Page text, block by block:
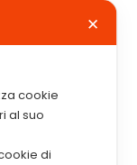
✕
cookie
al suo
di